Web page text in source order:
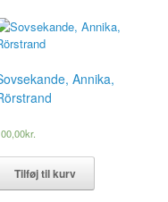
Annika,
kr.
Tilføj til kurv